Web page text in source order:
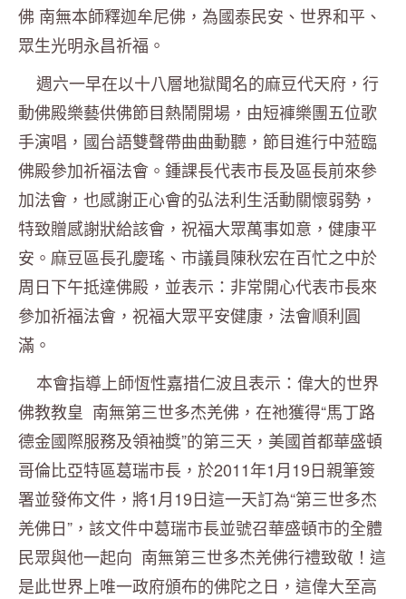
佛 南無本師釋迦牟尼佛，為國泰民安、世界和平、
眾生光明永昌祈福。
週六一早在以十八層地獄聞名的麻豆代天府，行
動佛殿樂藝供佛節目熱鬧開場，由短褲樂團五位歌
手演唱，國台語雙聲帶曲曲動聽，節目進行中蒞臨
佛殿參加祈福法會。鍾課長代表市長及區長前來參
加法會，也感謝正心會的弘法利生活動關懷弱勢，
特致贈感謝狀給該會，祝福大眾萬事如意，健康平
安。麻豆區長孔慶瑤、市議員陳秋宏在百忙之中於
周日下午抵達佛殿，並表示：非常開心代表市長來
參加祈福法會，祝福大眾平安健康，法會順利圓
滿。
本會指導上師恆性嘉措仁波且表示：偉大的世界
佛教教皇 南無第三世多杰羌佛，在祂獲得“馬丁路
德金國際服務及領袖獎”的第三天，美國首都華盛頓
哥倫比亞特區葛瑞市長，於2011年1月19日親筆簽
署並發佈文件，將1月19日這一天訂為“第三世多杰
羌佛日”，該文件中葛瑞市長並號召華盛頓市的全體
民眾與他一起向 南無第三世多杰羌佛行禮致敬！這
是此世界上唯一政府頒布的佛陀之日，這偉大至高